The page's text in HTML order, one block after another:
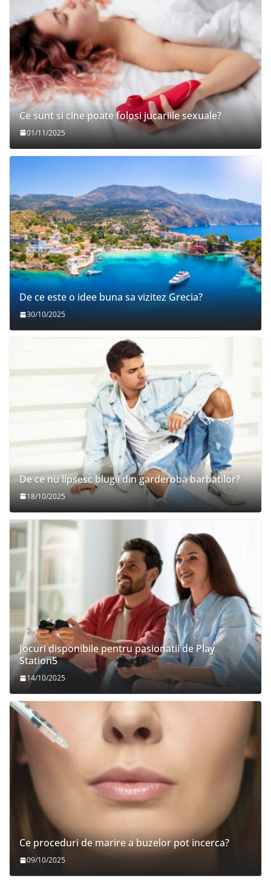
Ce sunt si cine poate folosi jucariile sexuale?
01/11/2025
De ce este o idee buna sa vizitez Grecia?
30/10/2025
De ce nu lipsesc blugii din garderoba barbatilor?
18/10/2025
Jocuri disponibile pentru pasionatii de Play
Station5
14/10/2025
Ce proceduri de marire a buzelor pot incerca?
09/10/2025